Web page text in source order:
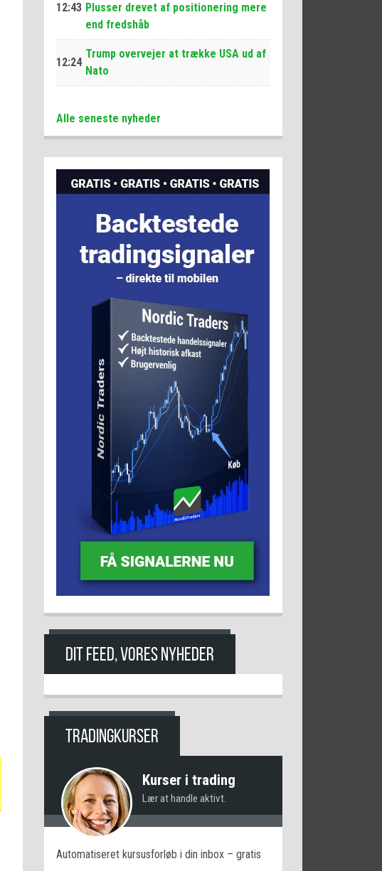
12:43 Plusser drevet af positionering mere
end fredshåb
12:24
Trump overvejer at trække USA ud af
Nato
Alle seneste nyheder
DIT FEED, VORES NYHEDER
TRADINGKURSER
Kurser i trading
Lær at handle aktivt.
Automatiseret kursusforløb i din inbox – gratis